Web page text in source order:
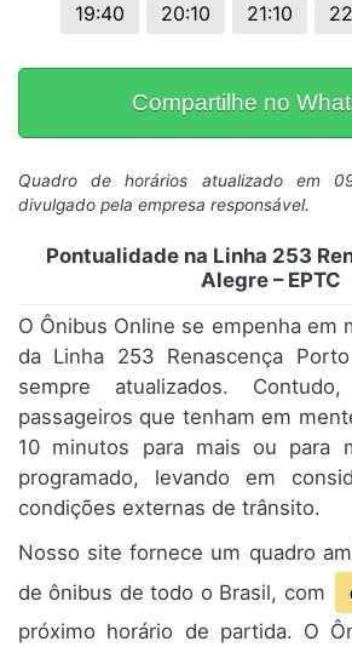
19:40
20:10 21:10
Compartilhe no
Quadro de horários atualizado em
divulgado pela empresa responsável.
Pontualidade na Linha 253
Alegre – EPTC
O Ônibus Online se empenha em
da Linha 253 Renascença
sempre atualizados.
passageiros que tenham em
10 minutos para mais ou para
programado, levando em
condições externas de trânsito.
Nosso site fornece um quadro
de ônibus de todo o Brasil, com
próximo horário de partida. O